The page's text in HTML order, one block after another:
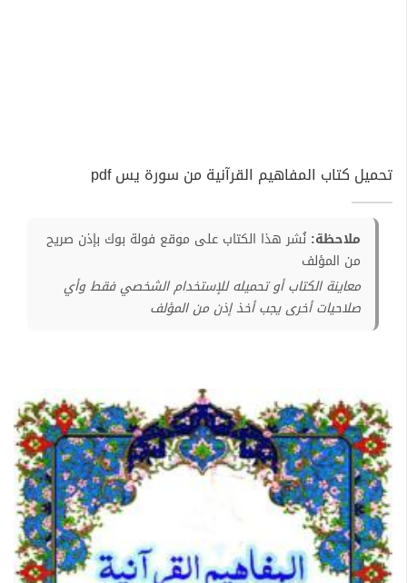
تحميل كتاب المفاهيم القرآنية من سورة يس pdf
ملاحظة: نُشر هذا الكتاب على موقع فولة بوك بإذن صريح
من المؤلف
معاينة الكتاب أو تحميله للإستخدام الشخصي فقط وأي
صلاحيات أخرى يجب أخذ إذن من المؤلف